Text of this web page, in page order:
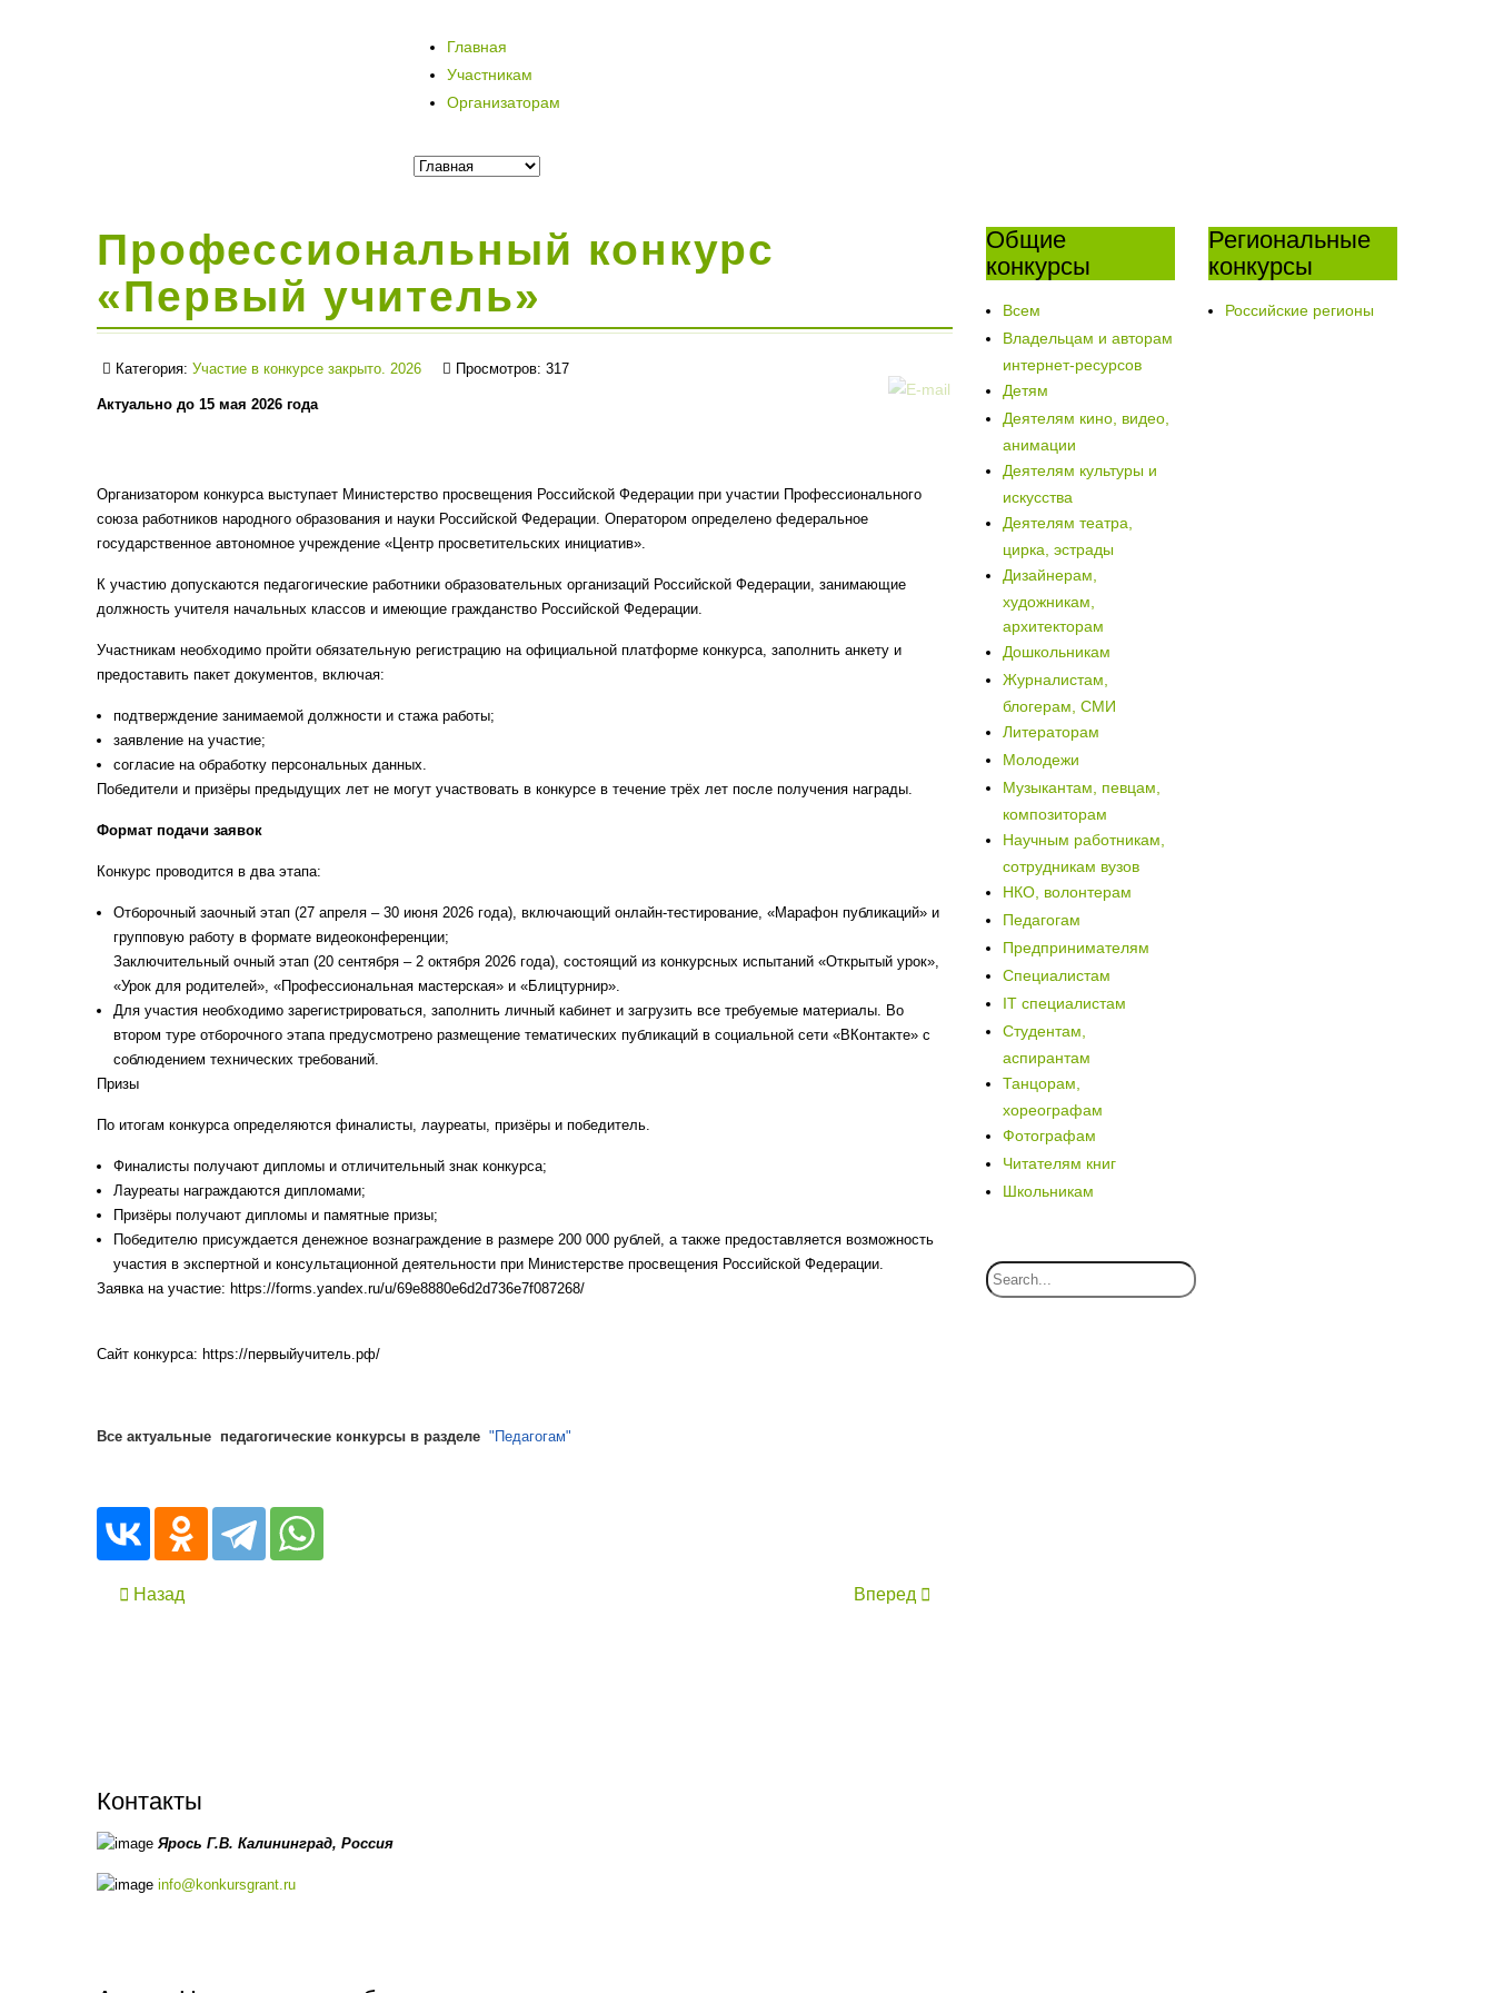
Главная
Участникам
Организаторам
Профессиональный конкурс
«Первый учитель»
Категория: Участие в конкурсе закрыто. 2026 Просмотров: 317
Актуально до 15 мая 2026 года
Организатором конкурса выступает Министерство просвещения Российской Федерации при участии Профессионального
союза работников народного образования и науки Российской Федерации. Оператором определено федеральное
государственное автономное учреждение «Центр просветительских инициатив».
К участию допускаются педагогические работники образовательных организаций Российской Федерации, занимающие
должность учителя начальных классов и имеющие гражданство Российской Федерации.
Участникам необходимо пройти обязательную регистрацию на официальной платформе конкурса, заполнить анкету и
предоставить пакет документов, включая:
подтверждение занимаемой должности и стажа работы;
заявление на участие;
согласие на обработку персональных данных.
Победители и призёры предыдущих лет не могут участвовать в конкурсе в течение трёх лет после получения награды.
Формат подачи заявок
Конкурс проводится в два этапа:
Отборочный заочный этап (27 апреля – 30 июня 2026 года), включающий онлайн-тестирование, «Марафон публикаций» и
групповую работу в формате видеоконференции;
Заключительный очный этап (20 сентября – 2 октября 2026 года), состоящий из конкурсных испытаний «Открытый урок»,
«Урок для родителей», «Профессиональная мастерская» и «Блицтурнир».
Для участия необходимо зарегистрироваться, заполнить личный кабинет и загрузить все требуемые материалы. Во
втором туре отборочного этапа предусмотрено размещение тематических публикаций в социальной сети «ВКонтакте» с
соблюдением технических требований.
Призы
По итогам конкурса определяются финалисты, лауреаты, призёры и победитель.
Финалисты получают дипломы и отличительный знак конкурса;
Лауреаты награждаются дипломами;
Призёры получают дипломы и памятные призы;
Победителю присуждается денежное вознаграждение в размере 200 000 рублей, а также предоставляется возможность
участия в экспертной и консультационной деятельности при Министерстве просвещения Российской Федерации.
Заявка на участие: https://forms.yandex.ru/u/69e8880e6d2d736e7f087268/
Сайт конкурса: https://первыйучитель.рф/
Все актуальные педагогические конкурсы в разделе "Педагогам"
Назад Вперед
Общие
конкурсы
Всем
Владельцам и авторам
интернет-ресурсов
Детям
Деятелям кино, видео,
анимации
Деятелям культуры и
искусства
Деятелям театра,
цирка, эстрады
Дизайнерам,
художникам,
архитекторам
Дошкольникам
Журналистам,
блогерам, СМИ
Литераторам
Молодежи
Музыкантам, певцам,
композиторам
Научным работникам,
сотрудникам вузов
НКО, волонтерам
Педагогам
Предпринимателям
Специалистам
IT специалистам
Студентам,
аспирантам
Танцорам,
хореографам
Фотографам
Читателям книг
Школьникам
Региональные
конкурсы
Российские регионы
Контакты
Ярось Г.В. Калининград, Россия
info@konkursgrant.ru